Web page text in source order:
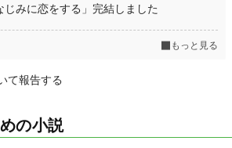
じみに恋をする」完結しました
もっと見る
て報告する
の小説